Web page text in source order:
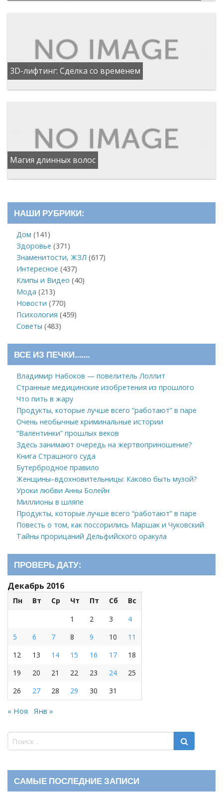
3D-лифтинг: Сделка со временем
Магия длинных волос
НАШИ РУБРИКИ:
Дом (141)
Здоровье (371)
Знаменитости, ЖЗЛ (617)
Интересное (437)
Клипы и Видео (40)
Мода (213)
Новости (770)
Психология (459)
Советы (483)
ВСЕ ИЗ ПЕЧКИ…….
Владимир Набоков — повелитель Лоллит
Странные медицинские изобретения из прошлого
Что пить в жару
Продукты, которые лучше всего “работают” в паре
Очень необычные криминальные истории
“Валентинки” прошлых веков
Здесь занимают очередь на жертвоприношение?
Книга Страшного суда
Бутербродное правило
Женщины–вдохновительницы: Каково быть музой?
Уроки любви Анны Болейн
Миллионы в шляпе
Продукты, которые лучше всего “работают” в паре
Повесть о том, как поссорились Маршак и Чуковский
Тайны прорицаний Дельфийского оракула
ПРОВЕРЬ ДАТУ:
Декабрь 2016
Пн Вт Ср Чт Пт Сб
Вс
1
2 3
4
5
6 7 8 9 10
11
12
13 14 15 16 17
18
19
20 21 22 23 24
25
26
27 28 29 30 31
« Ноя Янв »
САМЫЕ ПОСЛЕДНИЕ ЗАПИСИ